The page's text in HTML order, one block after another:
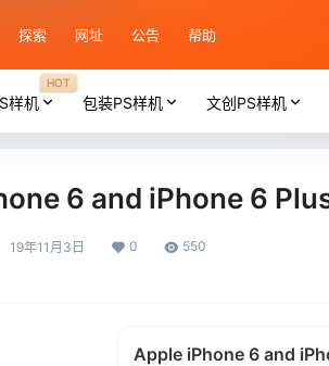
探索 网址 公告 帮助
样机
HOT
包装PS样机 文创PS样机
6 and iPhone 6
19年11月3日 0 550
Apple iPhone 6 and